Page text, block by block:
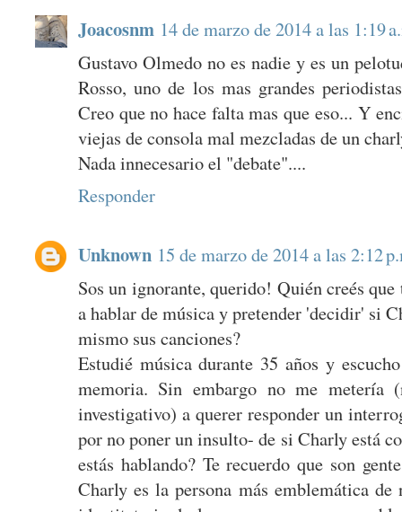
Joacosnm 14 de marzo de 2014 a las 1:19
Gustavo Olmedo no es nadie y es un
Rosso, uno de los mas grandes
Creo que no hace falta mas que eso... Y
viejas de consola mal mezcladas de un
Nada innecesario el "debate"....
Responder
Unknown 15 de marzo de 2014 a las 2:12
Sos un ignorante, querido! Quién creés
a hablar de música y pretender 'decidir' si
mismo sus canciones?
Estudié música durante 35 años y
memoria. Sin embargo no me metería
investigativo) a querer responder un
por no poner un insulto- de si Charly está
estás hablando? Te recuerdo que son
Charly es la persona más emblemática